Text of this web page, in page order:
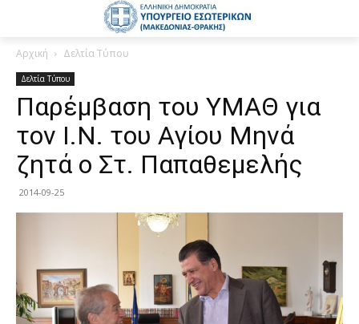
Αρχική Δελτία Τύπου
Δελτία Τύπου
Παρέμβαση του ΥΜΑΘ για
τον Ι.Ν. του Αγίου Μηνά
ζητά ο Στ. Παπαθεμελής
2014-09-25